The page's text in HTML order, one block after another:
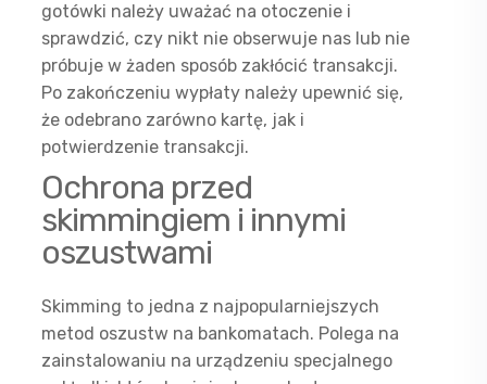
gotówki należy uważać na otoczenie i
sprawdzić, czy nikt nie obserwuje nas lub nie
próbuje w żaden sposób zakłócić transakcji.
Po zakończeniu wypłaty należy upewnić się,
że odebrano zarówno kartę, jak i
potwierdzenie transakcji.
Ochrona przed
skimmingiem i innymi
oszustwami
Skimming to jedna z najpopularniejszych
metod oszustw na bankomatach. Polega na
zainstalowaniu na urządzeniu specjalnego